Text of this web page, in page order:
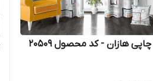
هازان - کد محصول 20509